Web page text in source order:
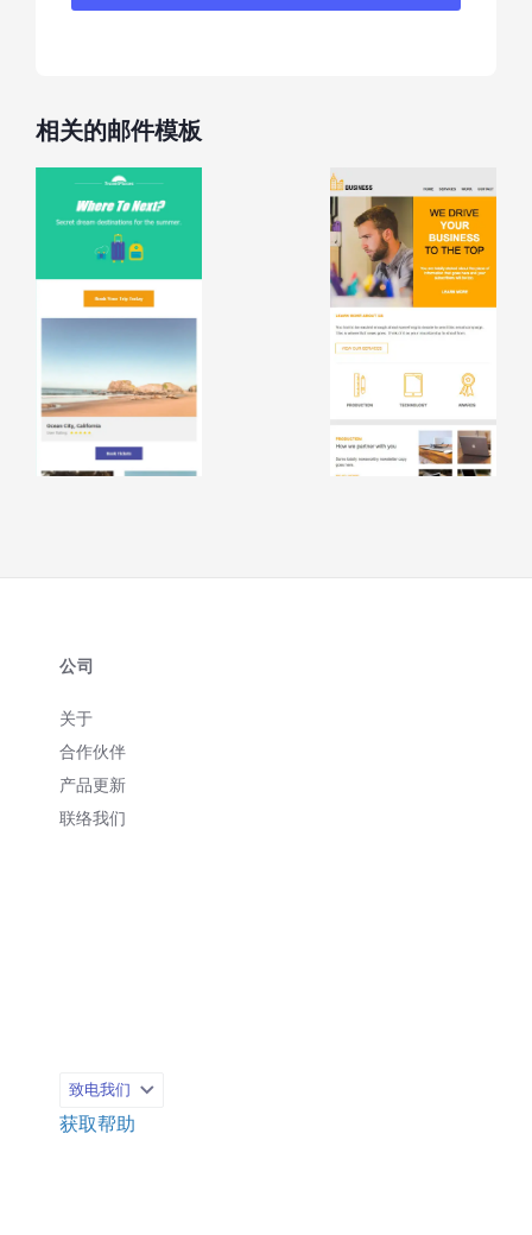
相关的邮件模板
公司
关于
合作伙伴
产品更新
联络我们
致电我们
获取帮助